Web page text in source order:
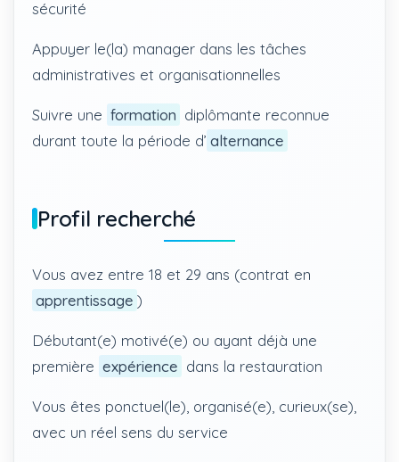
sécurité
Appuyer le(la) manager dans les tâches
administratives et organisationnelles
Suivre une formation diplômante reconnue
durant toute la période d’ alternance
Profil recherché
Vous avez entre 18 et 29 ans (contrat en
apprentissage )
Débutant(e) motivé(e) ou ayant déjà une
première expérience dans la restauration
Vous êtes ponctuel(le), organisé(e), curieux(se),
avec un réel sens du service